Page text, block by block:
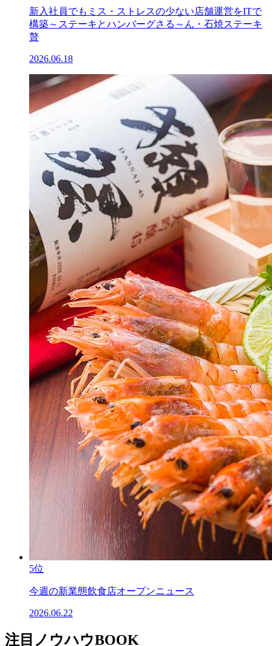
新入社員でもミス・ストレスの少ない店舗運営をITで
構築～ステーキとハンバーグさる～ん・石焼ステーキ
贅
2026.06.18
5位
今週の新業態飲食店オープンニュース
2026.06.22
注目ノウハウBOOK